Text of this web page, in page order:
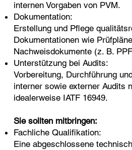
internen Vorgaben von PVM.
Dokumentation:
Erstellung und Pflege
Dokumentationen wie
Nachweisdokumente (z. B.
Unterstützung bei Audits:
Vorbereitung, Durchführung
interner sowie externer Audits
idealerweise IATF 16949.
Sie sollten mitbringen:
Fachliche Qualifikation:
Eine abgeschlossene